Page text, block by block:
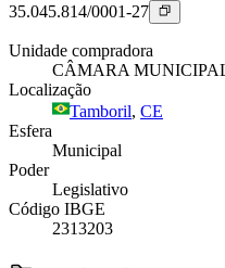
35.045.814/0001-27
Unidade compradora
CÂMARA
Localização
Tamboril, CE
Esfera
Municipal
Poder
Legislativo
Código IBGE
2313203